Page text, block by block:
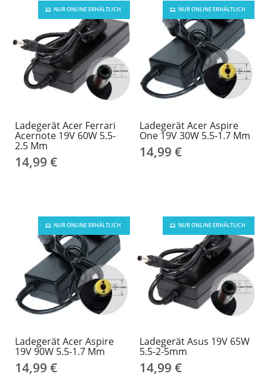
Ladegerät Acer Ferrari
Acernote 19V 60W 5.5-
2.5 Mm
14,99 €
NUR ONLINE ERHÄLTLICH
Ladegerät Acer Aspire
One 19V 30W 5.5-1.7 Mm
14,99 €
NUR ONLINE ERHÄLTLICH
Ladegerät Acer Aspire
19V 90W 5.5-1.7 Mm
14,99 €
NUR ONLINE ERHÄLTLICH
Ladegerät Asus 19V 65W
5.5-2-5mm
14,99 €
NUR ONLINE ERHÄLTLICH